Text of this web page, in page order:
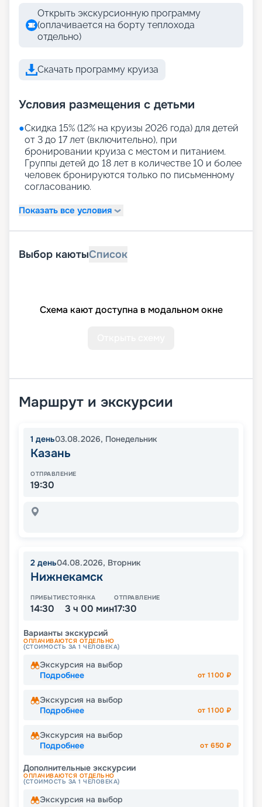
Открыть экскурсионную программу
(оплачивается на борту теплохода
отдельно)
Скачать программу круиза
Условия размещения с детьми
●Скидка 15% (12% на круизы 2026 года) для детей
от 3 до 17 лет (включительно), при
бронировании круиза с местом и питанием.
Группы детей до 18 лет в количестве 10 и более
человек бронируются только по письменному
согласованию.
Показать все условия
Выбор каютыСписок
Схема кают доступна в модальном окне
Маршрут и экскурсии
1 день03.08.2026, Понедельник
Казань
ОТПРАВЛЕНИЕ
19:30
2 день04.08.2026, Вторник
Нижнекамск
ПРИБЫТИЕ
14:30
СТОЯНКА
3 ч 00 мин
ОТПРАВЛЕНИЕ
17:30
Варианты экскурсий
ОПЛАЧИВАЮТСЯ ОТДЕЛЬНО
(СТОИМОСТЬ ЗА 1 ЧЕЛОВЕКА)
Экскурсия на выбор
Подробнее
от1100 ₽
Экскурсия на выбор
Подробнее
от1100 ₽
Экскурсия на выбор
Подробнее
от 650 ₽
Дополнительные экскурсии
ОПЛАЧИВАЮТСЯ ОТДЕЛЬНО
(СТОИМОСТЬ ЗА 1 ЧЕЛОВЕКА)
Экскурсия на выбор